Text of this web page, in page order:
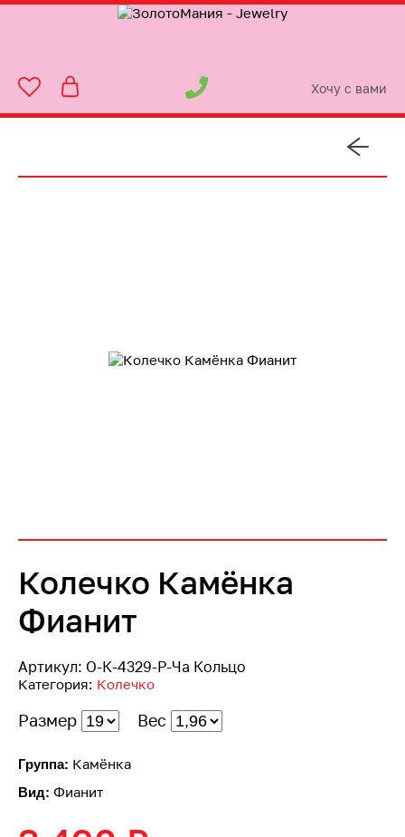
Хочу с вами
Колечко Камёнка
Фианит
Артикул: О-К-4329-Р-Ча Кольцо
Категория: Колечко
Размер Вес
Группа: Камёнка
Вид: Фианит